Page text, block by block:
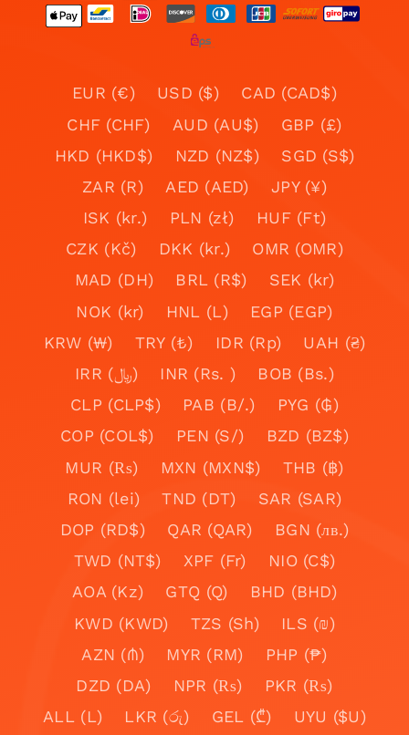
EUR (€) USD ($)
CAD (CAD$)
CHF (CHF)
AUD (AU$)
GBP (£)
HKD (HKD$)
NZD (NZ$)
SGD (S$)
ZAR (R)
AED (AED)
JPY (¥)
ISK (kr.)
PLN (zł)
HUF (Ft)
CZK (Kč)
DKK (kr.)
OMR (OMR)
MAD (DH)
BRL (R$)
SEK (kr)
NOK (kr)
HNL (L)
EGP (EGP)
KRW (₩)
TRY (₺) IDR (Rp)
UAH (₴)
IRR (﷼)
INR (Rs. )
BOB (Bs.)
CLP (CLP$)
PAB (B/.)
PYG (₲)
COP (COL$)
PEN (S/)
BZD (BZ$)
MUR (₨)
MXN (MXN$)
THB (฿)
RON (lei)
TND (DT)
SAR (SAR)
DOP (RD$)
QAR (QAR)
BGN (лв.)
TWD (NT$)
XPF (Fr)
NIO (C$)
AOA (Kz)
GTQ (Q)
BHD (BHD)
KWD (KWD)
TZS (Sh)
ILS (₪)
AZN (₼)
MYR (RM)
PHP (₱)
DZD (DA)
NPR (₨)
PKR (₨)
ALL (L)
LKR (රු) GEL (₾)
UYU ($U)